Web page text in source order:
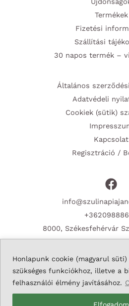
Honlapunk cookie (magyarul
szükséges funkciókhoz, illetve a
felhasználói élmény javításához.
Elfogadom
Termékek
Fizetési
Szállítási
30 napos termék –
Általános
Adatvédeli
Cookiek (sütik)
Kapcsolat
Regisztráció /
8000, Székesfehérvár
Copyright © 2026